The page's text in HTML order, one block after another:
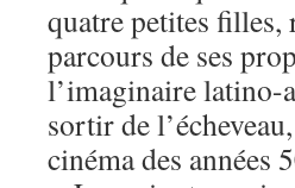
quatre petites filles,
parcours de ses
l’imaginaire latino-
sortir de
cinéma des années